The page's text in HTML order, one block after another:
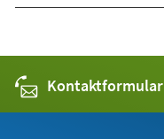
Kontaktformular